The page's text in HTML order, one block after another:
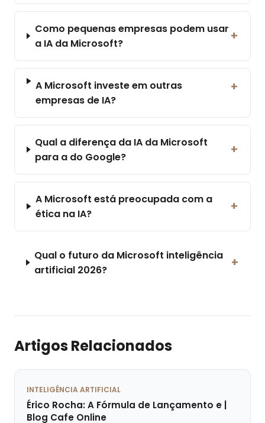
Como pequenas empresas podem usar
a IA da Microsoft?
+
A Microsoft investe em outras
empresas de IA?
+
Qual a diferença da IA da Microsoft
para a do Google?
+
A Microsoft está preocupada com a
ética na IA?
+
Qual o futuro da Microsoft inteligência
artificial 2026?
+
Artigos Relacionados
INTELIGÊNCIA ARTIFICIAL
Érico Rocha: A Fórmula de Lançamento e |
Blog Cafe Online